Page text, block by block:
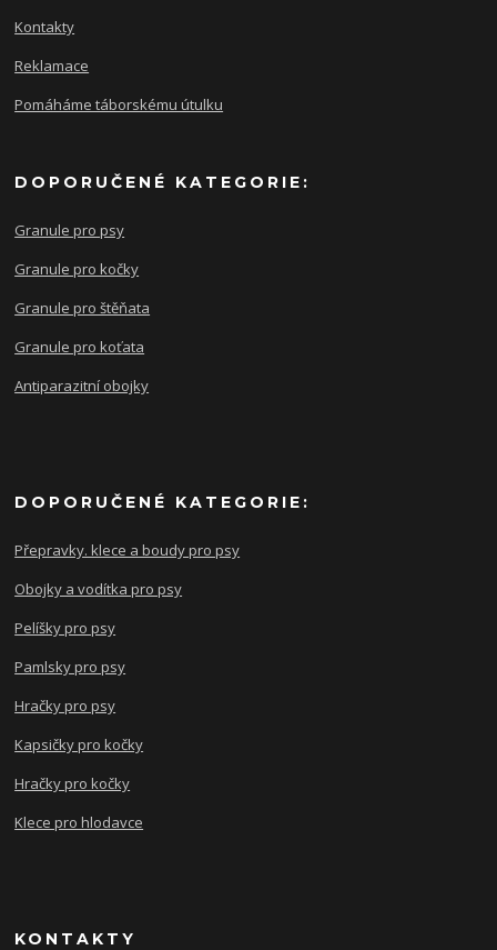
Kontakty
Reklamace
Pomáháme táborskému útulku
DOPORUČENÉ KATEGORIE:
Granule pro psy
Granule pro kočky
Granule pro štěňata
Granule pro koťata
Antiparazitní obojky
DOPORUČENÉ KATEGORIE:
Přepravky. klece a boudy pro psy
Obojky a vodítka pro psy
Pelíšky pro psy
Pamlsky pro psy
Hračky pro psy
Kapsičky pro kočky
Hračky pro kočky
Klece pro hlodavce
KONTAKTY